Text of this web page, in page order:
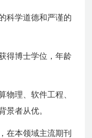
科学道德和严谨的
得博士学位，年龄
物理、软件工程、
景者从优。
在本领域主流期刊